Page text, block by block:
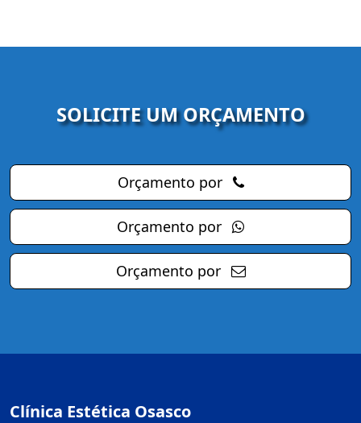
SOLICITE UM ORÇAMENTO
Orçamento por
Orçamento por
Orçamento por
Clínica Estética Osasco